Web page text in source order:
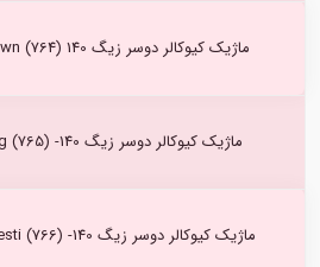
ماژیک کیوکالر دوسر زیگ Mid Brown (764) 140
ماژیک کیوکالر دوسر زیگ Nutmeg (765) -140
ماژیک کیوکالر دوسر زیگ Light Chesti (766) -140